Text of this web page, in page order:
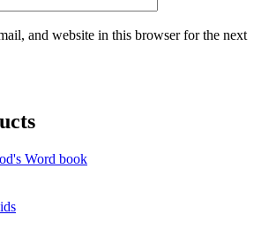
and website in this browser for the next